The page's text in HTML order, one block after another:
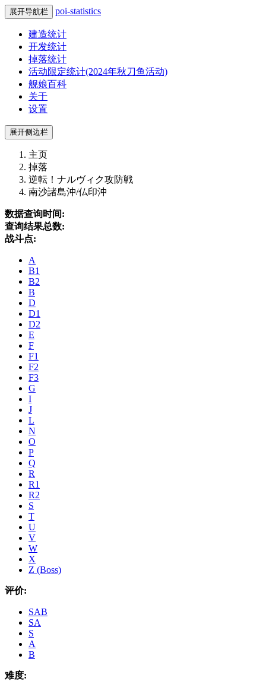
展开导航栏 poi-statistics
建造统计
开发统计
掉落统计
活动限定统计(2024年秋刀鱼活动)
舰娘百科
关于
设置
展开侧边栏
主页
掉落
逆転！ナルヴィク攻防戦
南沙諸島沖/仏印沖
数据查询时间:
查询结果总数:
战斗点:
A
B1
B2
B
D
D1
D2
E
F
F1
F2
F3
G
I
J
L
N
O
P
Q
R
R1
R2
S
T
U
V
W
X
Z (Boss)
评价:
SAB
SA
S
A
B
难度: